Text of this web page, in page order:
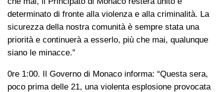
determinato di fronte alla violenza e alla criminalità. La
sicurezza della nostra comunità è sempre stata una
priorità e continuerà a esserlo, più che mai, qualunque
siano le minacce.”
0re 1:00. Il Governo di Monaco informa: “Questa sera,
poco prima delle 21, una violenta esplosione provocata